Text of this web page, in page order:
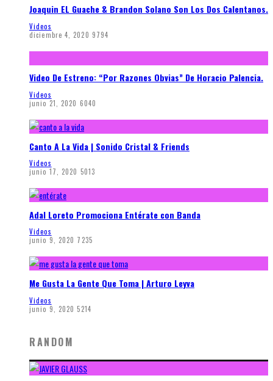
Joaquin EL Guache & Brandon Solano Son Los Dos Calentanos.
Videos
diciembre 4, 2020 9794
Video De Estreno: “Por Razones Obvias” De Horacio Palencia.
Videos
junio 21, 2020 6040
Canto A La Vida | Sonido Cristal & Friends
Videos
junio 17, 2020 5013
Adal Loreto Promociona Entérate con Banda
Videos
junio 9, 2020 7235
Me Gusta La Gente Que Toma | Arturo Leyva
Videos
junio 9, 2020 5214
RANDOM